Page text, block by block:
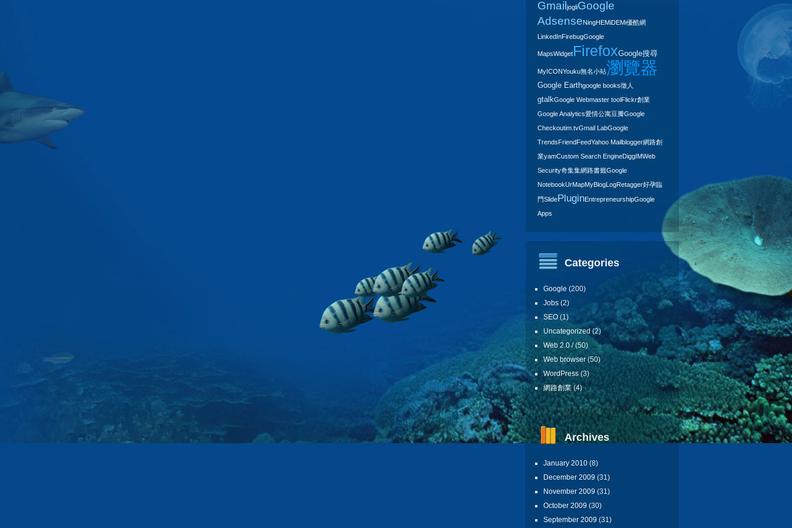
Gmail jogliGoogle
AdsenseNingHEMiDEMi優酷網
LinkedInFirebugGoogle
MapsWidgetFirefoxGoogle搜尋
MyICONYouku無名小站瀏覽器
Google Earthgoogle books徵人
gtalkGoogle Webmaster toolFlickr創業
Google Analytics愛情公寓豆瓣Google
Checkoutim.tvGmail LabGoogle
TrendsFriendFeedYahoo Mailblogger網路創
業yamCustom Search EngineDiggIMWeb
Security奇集集網路書籤Google
NotebookUrMapMyBlogLogRetagger好孕臨
門SlidePluginEntrepreneurshipGoogle
Apps
Categories
Google (200)
Jobs (2)
SEO (1)
Uncategorized (2)
Web 2.0 /(50)
Web browser (50)
WordPress (3)
網路創業(4)
Archives
January 2010 (8)
December 2009 (31)
November 2009 (31)
October 2009 (30)
September 2009 (31)